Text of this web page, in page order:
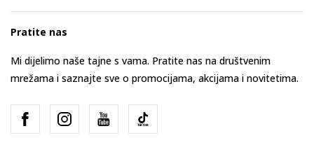
Pratite nas
Mi dijelimo naše tajne s vama. Pratite nas na društvenim
mrežama i saznajte sve o promocijama, akcijama i novitetima.